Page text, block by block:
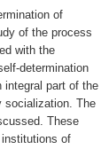
of
of the process
with the
determination
integral part of the
socialization. The
These
of